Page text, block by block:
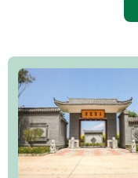
地。在总体设计上完全
而成，宛如一把太师椅
环绕挡住了外界的风吹
符合山环水抱，藏风纳
势如宏，是华北地区最
体吸取现代园林艺术之精